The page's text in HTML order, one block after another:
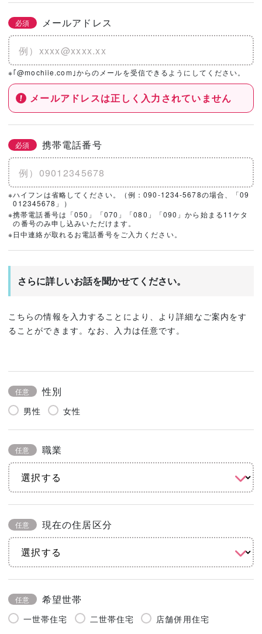
必須 メールアドレス
※｢@mochiie.com｣からのメールを受信できるようにしてください。
メールアドレスは正しく入力されていません
必須 携帯電話番号
※ハイフンは省略してください。（例：090-1234-5678の場合、「09
012345678」）
※携帯電話番号は「050」「070」「080」「090」から始まる11ケタ
の番号のみ申し込みいただけます。
※日中連絡が取れるお電話番号をご入力ください。
さらに詳しいお話を聞かせてください。
こちらの情報を入力することにより、より詳細なご案内をす
ることができます。なお、入力は任意です。
任意 性別
男性 女性
任意 職業
任意 現在の住居区分
任意 希望世帯
一世帯住宅 二世帯住宅 店舗併用住宅